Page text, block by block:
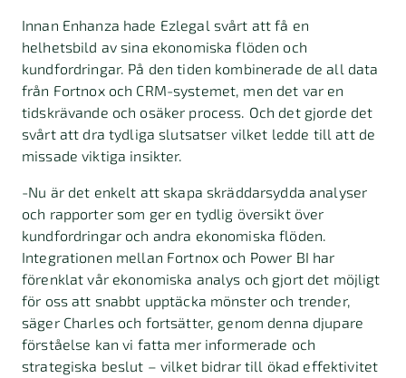
Innan Enhanza hade Ezlegal svårt att få en
helhetsbild av sina ekonomiska flöden och
kundfordringar. På den tiden kombinerade de all data
från Fortnox och CRM-systemet, men det var en
tidskrävande och osäker process. Och det gjorde det
svårt att dra tydliga slutsatser vilket ledde till att de
missade viktiga insikter.
-Nu är det enkelt att skapa skräddarsydda analyser
och rapporter som ger en tydlig översikt över
kundfordringar och andra ekonomiska flöden.
Integrationen mellan Fortnox och Power BI har
förenklat vår ekonomiska analys och gjort det möjligt
för oss att snabbt upptäcka mönster och trender,
säger Charles och fortsätter, genom denna djupare
förståelse kan vi fatta mer informerade och
strategiska beslut – vilket bidrar till ökad effektivitet